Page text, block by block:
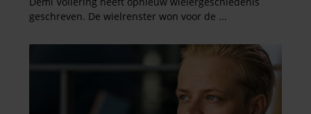
partners voor social media, adverteren en analyse. Deze
partners kunnen deze gegevens combineren met andere
informatie die u aan ze heeft verstrekt of die ze hebben
verzameld op basis van uw gebruik van hun services. U
gaat akkoord met onze cookies als u onze website blijft